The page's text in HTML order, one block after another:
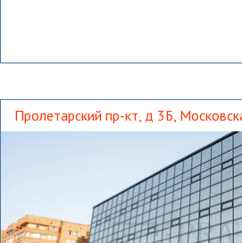
Пролетарский пр-кт, д 3Б,